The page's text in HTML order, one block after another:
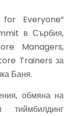
Everyone“
в Сърбия,
Managers,
Trainers за
Баня.
обмяна на